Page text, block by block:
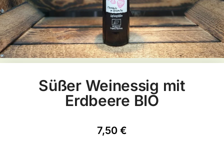
Süßer Weinessig mit
Erdbeere BIO
7,50 €